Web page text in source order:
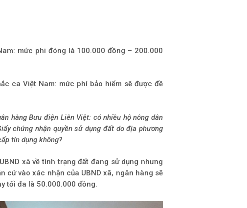
mức phi đóng là 100.000 đồng – 200.000
ca Việt Nam: mức phí bảo hiểm sẽ được đề
hàng Bưu điện Liên Việt: có nhiều hộ nông dân
chứng nhận quyền sử dụng đất do địa phương
tín dụng không?
xã về tình trạng đất đang sử dụng nhưng
cứ vào xác nhận của UBND xã, ngân hàng sẽ
tối đa là 50.000.000 đồng.